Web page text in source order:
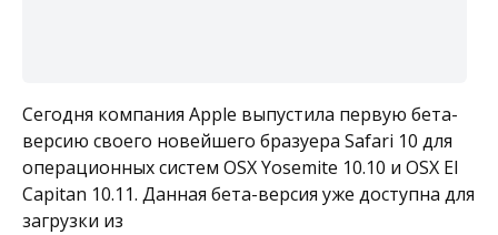
Сегодня компания Apple выпустила первую бета-
версию своего новейшего бразуера Safari 10 для
операционных систем OSX Yosemite 10.10 и OSX El
Capitan 10.11. Данная бета-версия уже доступна для
загрузки из